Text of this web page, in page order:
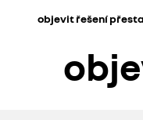
objevit řešení